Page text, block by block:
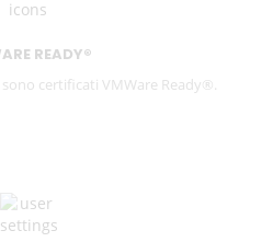
READY®
certificati VMWare Ready®.